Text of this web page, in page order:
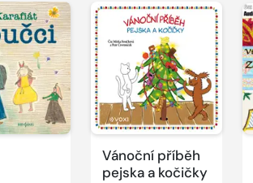
Vánoční příběh
pejska a kočičky
Přehrát
ukázku